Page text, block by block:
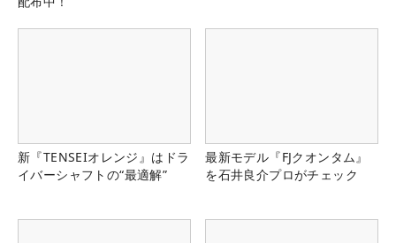
新『TENSEIオレンジ』はドラ
イバーシャフトの“最適解”
最新モデル『FJクオンタム』
を石井良介プロがチェック